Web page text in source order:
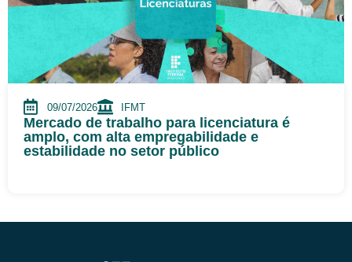
09/07/2026 IFMT
Mercado de trabalho para licenciatura é
amplo, com alta empregabilidade e
estabilidade no setor público